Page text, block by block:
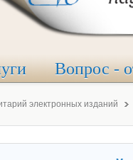
Вопрос -
электронных изданий